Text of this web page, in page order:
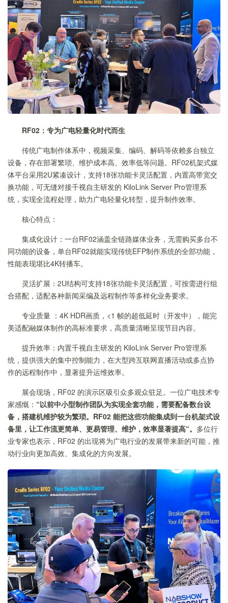
RF02：专为广电轻量化时代而生
传统广电制作体系中，视频采集、编码、解码等依赖多台独立
设备，存在部署繁琐、维护成本高、效率低等问题。RF02机架式媒
体平台采用2U紧凑设计，支持18张功能卡灵活配置，内置高带宽交
换功能，可无缝对接千视自主研发的 KiloLink Server Pro管理系
统，实现全流程处理，助力广电轻量化转型，提升制作效率。
核心特点：
集成化设计：一台RF02涵盖全链路媒体业务，无需购买多台不
同功能的设备，单台RF02就能实现传统EFP制作系统的全部功能，
性能表现堪比4K转播车。
灵活扩展：2U结构可支持18张功能卡灵活配置，可按需进行组
合搭配，适配各种新闻采编及远程制作等多样化业务要求。
专业质量 ：4K HDR画质，<1 帧的超低延时（开发中），能完
美适配融媒体制作的高标准要求，高质量清晰呈现节目内容。
提升效率：内置千视自主研发的 KiloLink Server Pro管理系
统，提供强大的集中控制能力，在大型跨互联网直播活动或多点协
作的远程制作中，显著提升运维效率。
展会现场，RF02 的演示区吸引众多观众驻足。一位广电技术专
家感慨： “以前中小型制作团队为实现全套功能，需要配备数台设
备，搭建机维护较为繁琐。RF02 能把这些功能集成到一台机架式设
备里，让工作流更简单、更易管理、维护，效率显著提高“。 多位行
业专家也表示，RF02 的出现将为广电行业的发展带来新的可能，推
动行业向更加高效、集成化的方向发展。